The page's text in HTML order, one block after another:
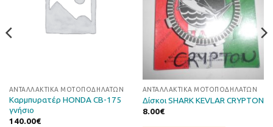
ΑΝΤΑΛΛΑΚΤΙΚΆ ΜΟΤΟΠΟΔΗΛΆΤΩΝ
Καρμπυρατέρ HONDA CB-175
γνήσιο
140.00€
ΑΝΤΑΛΛΑΚΤΙΚΆ ΜΟΤΟΠΟΔΗΛΆΤΩΝ
Δίσκοι SHARK KEVLAR CRYPTON
8.00€